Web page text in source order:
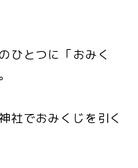
ひとつに「おみく
社でおみくじを引く